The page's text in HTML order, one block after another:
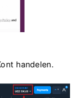
handelen.